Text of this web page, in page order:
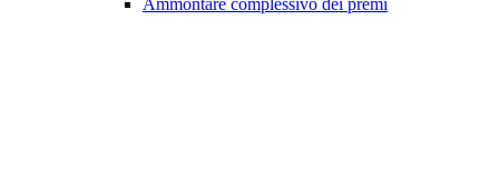
Ammontare complessivo dei premi